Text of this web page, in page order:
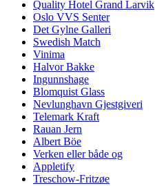
Quality Hotel Grand Larvik
Oslo VVS Senter
Det Gylne Galleri
Swedish Match
Vinima
Halvor Bakke
Ingunnshage
Blomquist Glass
Nevlunghavn Gjestgiveri
Telemark Kraft
Rauan Jern
Albert Böe
Verken eller både og
Appletify
Treschow-Fritzøe